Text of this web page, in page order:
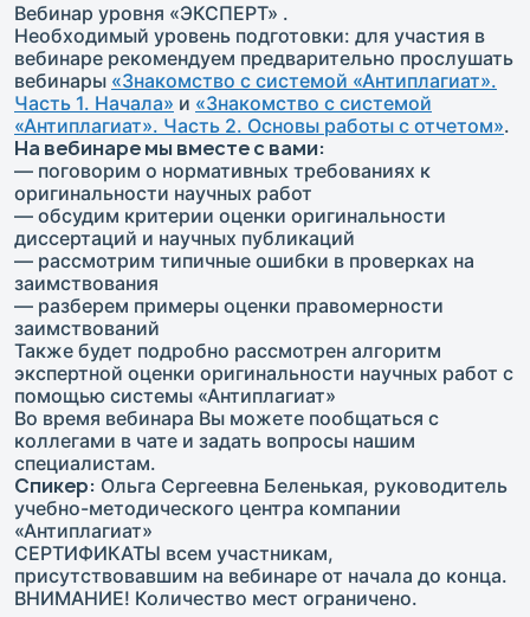
Вебинар уровня «ЭКСПЕРТ» .
Необходимый уровень подготовки: для участия в
вебинаре рекомендуем предварительно прослушать
вебинары «Знакомство с системой «Антиплагиат».
Часть 1. Начала» и «Знакомство с системой
«Антиплагиат». Часть 2. Основы работы с отчетом».
На вебинаре мы вместе с вами:
— поговорим о нормативных требованиях к
оригинальности научных работ
— обсудим критерии оценки оригинальности
диссертаций и научных публикаций
— рассмотрим типичные ошибки в проверках на
заимствования
— разберем примеры оценки правомерности
заимствований
Также будет подробно рассмотрен алгоритм
экспертной оценки оригинальности научных работ с
помощью системы «Антиплагиат»
Во время вебинара Вы можете пообщаться с
коллегами в чате и задать вопросы нашим
специалистам.
Спикер: Ольга Сергеевна Беленькая, руководитель
учебно-методического центра компании
«Антиплагиат»
СЕРТИФИКАТЫ всем участникам,
присутствовавшим на вебинаре от начала до конца.
ВНИМАНИЕ! Количество мест ограничено.